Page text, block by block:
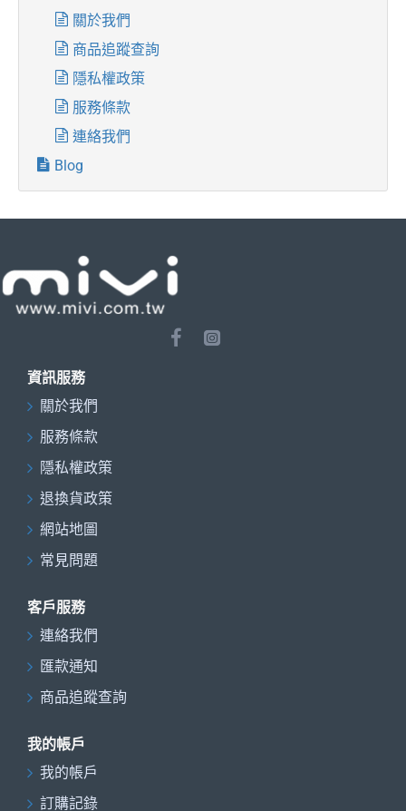
關於我們
商品追蹤查詢
隱私權政策
服務條款
連絡我們
Blog
資訊服務
關於我們
服務條款
隱私權政策
退換貨政策
網站地圖
常見問題
客戶服務
連絡我們
匯款通知
商品追蹤查詢
我的帳戶
我的帳戶
訂購記錄